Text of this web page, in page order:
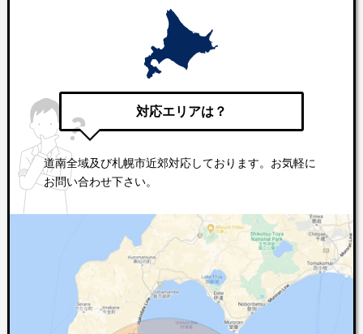
対応エリアは？
道南全域及び札幌市近郊対応しております。お気軽に
お問い合わせ下さい。